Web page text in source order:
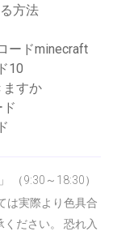
方法
ードminecraft
10
ますか
（9:30～18:30）
は実際より色具合
ださい。 恐れ入